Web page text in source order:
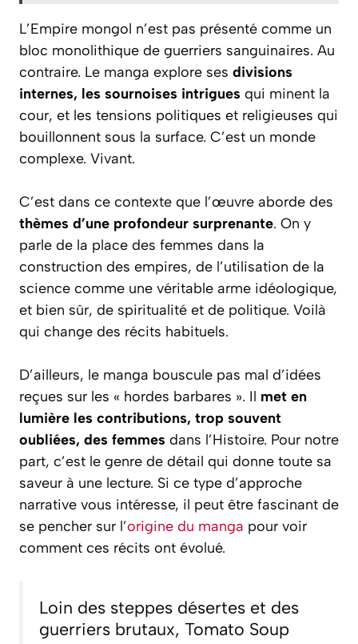
L’Empire mongol n’est pas présenté comme un
bloc monolithique de guerriers sanguinaires. Au
contraire. Le manga explore ses divisions
internes, les sournoises intrigues qui minent la
cour, et les tensions politiques et religieuses qui
bouillonnent sous la surface. C’est un monde
complexe. Vivant.
C’est dans ce contexte que l’œuvre aborde des
thèmes d’une profondeur surprenante. On y
parle de la place des femmes dans la
construction des empires, de l’utilisation de la
science comme une véritable arme idéologique,
et bien sûr, de spiritualité et de politique. Voilà
qui change des récits habituels.
D’ailleurs, le manga bouscule pas mal d’idées
reçues sur les « hordes barbares ». Il met en
lumière les contributions, trop souvent
oubliées, des femmes dans l’Histoire. Pour notre
part, c’est le genre de détail qui donne toute sa
saveur à une lecture. Si ce type d’approche
narrative vous intéresse, il peut être fascinant de
se pencher sur l’origine du manga pour voir
comment ces récits ont évolué.
Loin des steppes désertes et des
guerriers brutaux, Tomato Soup